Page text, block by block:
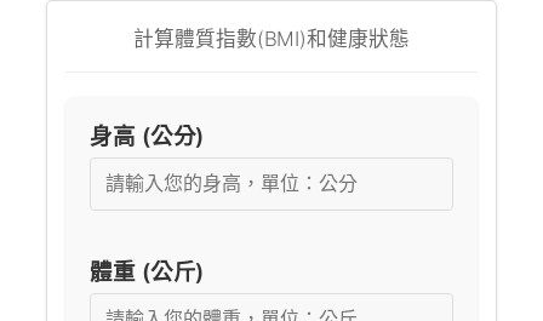
計算體質指數(BMI)和健康狀態
身高 (公分)
體重 (公斤)